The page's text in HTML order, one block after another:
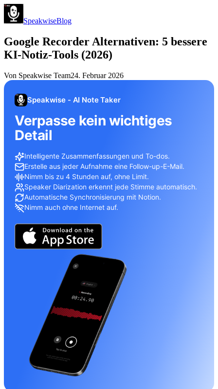
SpeakwiseBlog
Google Recorder Alternativen: 5 bessere
KI-Notiz-Tools (2026)
Von Speakwise Team24. Februar 2026
Speakwise - AI Note Taker
Verpasse kein wichtiges
Detail
Intelligente Zusammenfassungen und To-dos.
Erstelle aus jeder Aufnahme eine Follow-up-E-Mail.
Nimm bis zu 4 Stunden auf, ohne Limit.
Speaker Diarization erkennt jede Stimme automatisch.
Automatische Synchronisierung mit Notion.
Nimm auch ohne Internet auf.